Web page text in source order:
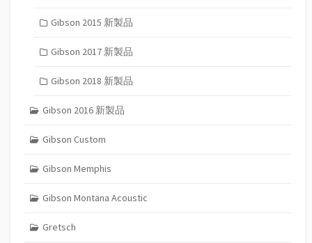
Gibson 2015 新製品
Gibson 2017 新製品
Gibson 2018 新製品
Gibson 2016 新製品
Gibson Custom
Gibson Memphis
Gibson Montana Acoustic
Gretsch